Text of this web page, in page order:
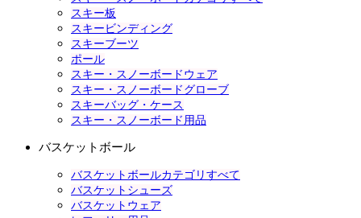
スキー板
スキービンディング
スキーブーツ
ポール
スキー・スノーボードウェア
スキー・スノーボードグローブ
スキーバッグ・ケース
スキー・スノーボード用品
バスケットボール
バスケットボールカテゴリすべて
バスケットシューズ
バスケットウェア